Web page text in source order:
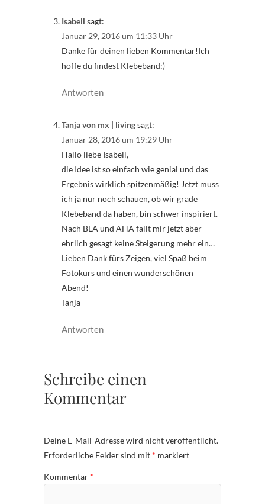
Isabell sagt:
Januar 29, 2016 um 11:33 Uhr
Danke für deinen lieben Kommentar!Ich
hoffe du findest Klebeband:)
Antworten
Tanja von mx | livingsagt:
Januar 28, 2016 um 19:29 Uhr
Hallo liebe Isabell,
die Idee ist so einfach wie genial und das
Ergebnis wirklich spitzenmäßig! Jetzt muss
ich ja nur noch schauen, ob wir grade
Klebeband da haben, bin schwer inspiriert.
Nach BLA und AHA fällt mir jetzt aber
ehrlich gesagt keine Steigerung mehr ein…
Lieben Dank fürs Zeigen, viel Spaß beim
Fotokurs und einen wunderschönen
Abend!
Tanja
Antworten
Schreibe einen
Kommentar
Deine E-Mail-Adresse wird nicht veröffentlicht.
Erforderliche Felder sind mit * markiert
Kommentar *